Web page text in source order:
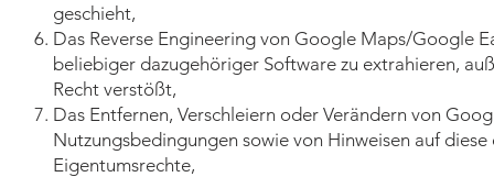
geschieht,
Das Reverse Engineering von Google Maps/Google
beliebiger dazugehöriger Software zu extrahieren,
Recht verstößt,
Das Entfernen, Verschleiern oder Verändern von
Nutzungsbedingungen sowie von Hinweisen auf
Eigentumsrechte,